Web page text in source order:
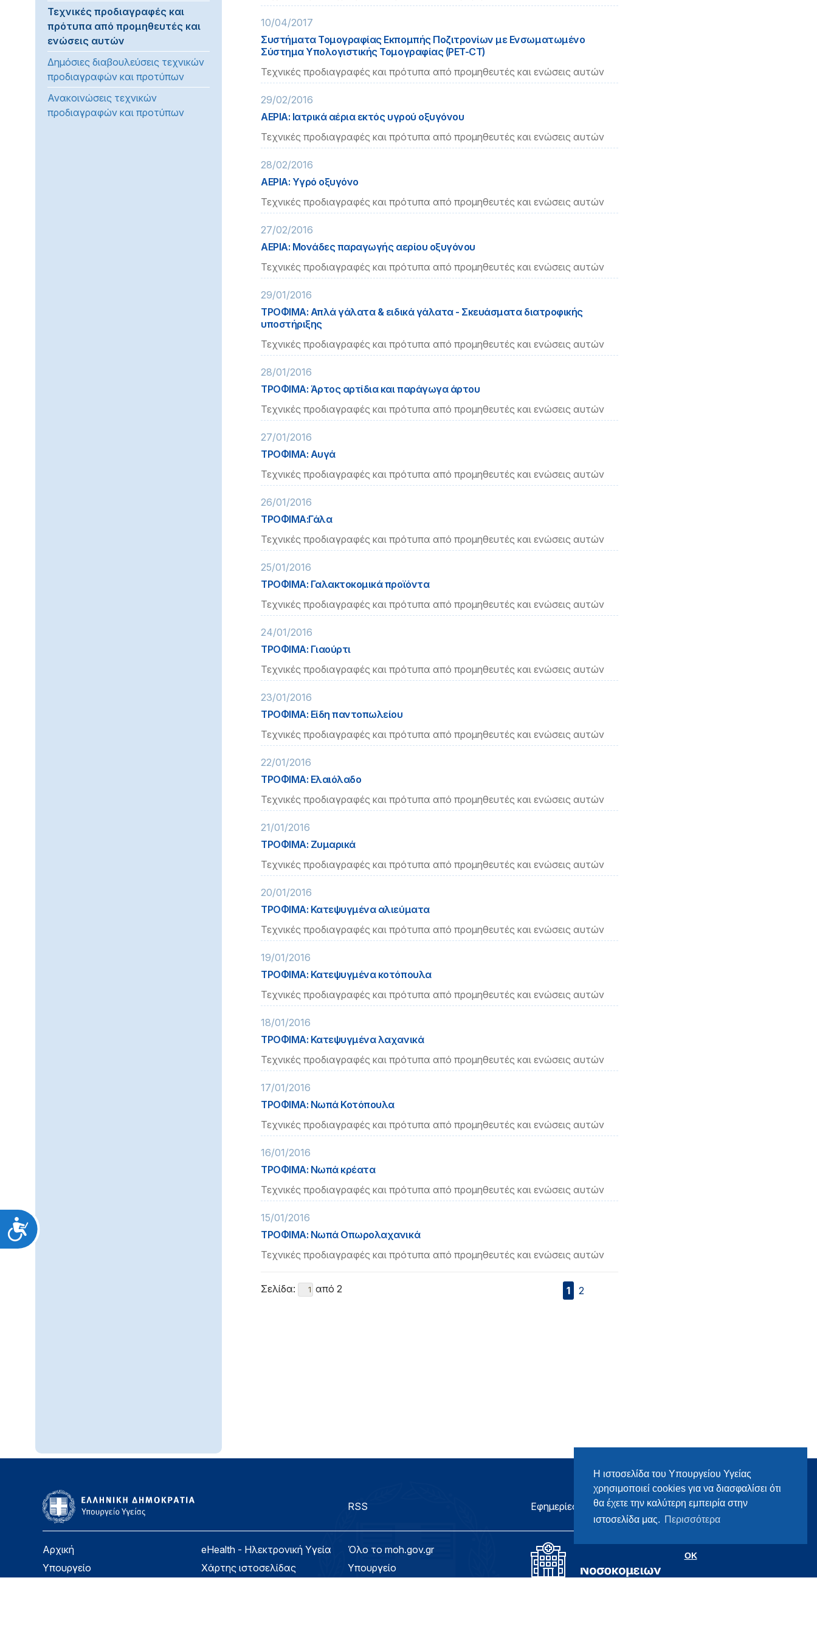
Η ιστοσελίδα του Υπουργείου Υγείας
χρησιμοποιεί cookies για να διασφαλίσει ότι
θα έχετε την καλύτερη εμπειρία στην
ιστοσελίδα μας. Περισσότερα
OK
προβλήματα
χρησιμοποιούν
ανάγνωσης
Προσιτότητα
Τεχνικές προδιαγραφές και
πρότυπα από προμηθευτές και
ενώσεις αυτών
Δημόσιες διαβουλεύσεις τεχνικών
προδιαγραφών και προτύπων
Ανακοινώσεις τεχνικών
προδιαγραφών και προτύπων
10/04/2017
Συστήματα Τομογραφίας Εκπομπής Ποζιτρονίων με Ενσωματωμένο
Σύστημα Υπολογιστικής Τομογραφίας (PET-CT)
Τεχνικές προδιαγραφές και πρότυπα από προμηθευτές και ενώσεις αυτών
29/02/2016
ΑΕΡΙΑ: Ιατρικά αέρια εκτός υγρού οξυγόνου
Τεχνικές προδιαγραφές και πρότυπα από προμηθευτές και ενώσεις αυτών
28/02/2016
ΑΕΡΙΑ: Υγρό οξυγόνο
Τεχνικές προδιαγραφές και πρότυπα από προμηθευτές και ενώσεις αυτών
27/02/2016
ΑΕΡΙΑ: Μονάδες παραγωγής αερίου οξυγόνου
Τεχνικές προδιαγραφές και πρότυπα από προμηθευτές και ενώσεις αυτών
29/01/2016
ΤΡΟΦΙΜΑ: Απλά γάλατα & ειδικά γάλατα - Σκευάσματα διατροφικής
υποστήριξης
Τεχνικές προδιαγραφές και πρότυπα από προμηθευτές και ενώσεις αυτών
28/01/2016
ΤΡΟΦΙΜΑ: Άρτος αρτίδια και παράγωγα άρτου
Τεχνικές προδιαγραφές και πρότυπα από προμηθευτές και ενώσεις αυτών
27/01/2016
ΤΡΟΦΙΜΑ: Αυγά
Τεχνικές προδιαγραφές και πρότυπα από προμηθευτές και ενώσεις αυτών
26/01/2016
ΤΡΟΦΙΜΑ:Γάλα
Τεχνικές προδιαγραφές και πρότυπα από προμηθευτές και ενώσεις αυτών
25/01/2016
ΤΡΟΦΙΜΑ: Γαλακτοκομικά προϊόντα
Τεχνικές προδιαγραφές και πρότυπα από προμηθευτές και ενώσεις αυτών
24/01/2016
ΤΡΟΦΙΜΑ: Γιαούρτι
Τεχνικές προδιαγραφές και πρότυπα από προμηθευτές και ενώσεις αυτών
23/01/2016
ΤΡΟΦΙΜΑ: Είδη παντοπωλείου
Τεχνικές προδιαγραφές και πρότυπα από προμηθευτές και ενώσεις αυτών
22/01/2016
ΤΡΟΦΙΜΑ: Ελαιόλαδο
Τεχνικές προδιαγραφές και πρότυπα από προμηθευτές και ενώσεις αυτών
21/01/2016
ΤΡΟΦΙΜΑ: Ζυμαρικά
Τεχνικές προδιαγραφές και πρότυπα από προμηθευτές και ενώσεις αυτών
20/01/2016
ΤΡΟΦΙΜΑ: Κατεψυγμένα αλιεύματα
Τεχνικές προδιαγραφές και πρότυπα από προμηθευτές και ενώσεις αυτών
19/01/2016
ΤΡΟΦΙΜΑ: Κατεψυγμένα κοτόπουλα
Τεχνικές προδιαγραφές και πρότυπα από προμηθευτές και ενώσεις αυτών
18/01/2016
ΤΡΟΦΙΜΑ: Κατεψυγμένα λαχανικά
Τεχνικές προδιαγραφές και πρότυπα από προμηθευτές και ενώσεις αυτών
17/01/2016
ΤΡΟΦΙΜΑ: Νωπά Κοτόπουλα
Τεχνικές προδιαγραφές και πρότυπα από προμηθευτές και ενώσεις αυτών
16/01/2016
ΤΡΟΦΙΜΑ: Νωπά κρέατα
Τεχνικές προδιαγραφές και πρότυπα από προμηθευτές και ενώσεις αυτών
15/01/2016
ΤΡΟΦΙΜΑ: Νωπά Οπωρολαχανικά
Τεχνικές προδιαγραφές και πρότυπα από προμηθευτές και ενώσεις αυτών
Σελίδα: από 2 1 2
Αρχική
Υπουργείο
eHealth - Ηλεκτρονική Υγεία
Χάρτης ιστοσελίδας
RSS
Όλο το moh.gov.gr
Υπουργείο
Εφημερίες